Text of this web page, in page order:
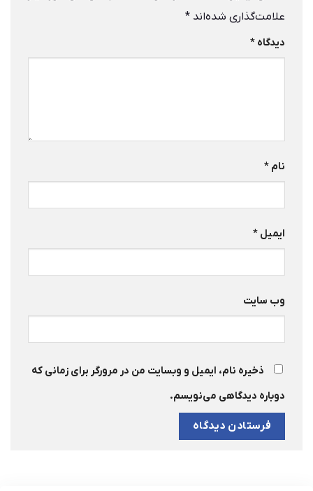
علامت‌گذاری شده‌اند *
دیدگاه *
نام *
ایمیل *
وب‌ سایت
ذخیره نام، ایمیل و وبسایت من در مرورگر برای زمانی که
دوباره دیدگاهی می‌نویسم.